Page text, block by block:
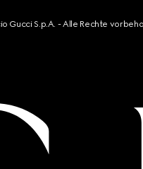
Gucci S.p.A. - Alle Rechte